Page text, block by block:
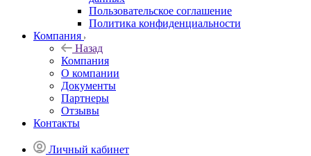
Пользовательское соглашение
Политика конфиденциальности
Компания
Назад
Компания
О компании
Документы
Партнеры
Отзывы
Контакты
Личный кабинет